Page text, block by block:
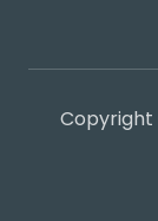
Copyright